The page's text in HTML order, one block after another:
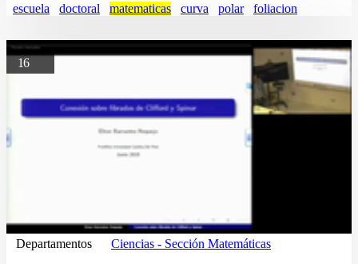
escuela doctoral matematicas curva polar foliacion
16
Departamentos Ciencias - Sección Matemáticas